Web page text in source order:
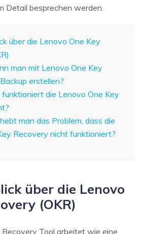
Detail besprechen werden.
über die Lenovo One Key
man mit Lenovo One Key
erstellen?
funktioniert die Lenovo One Key
man das Problem, dass die
Recovery nicht funktioniert?
über die Lenovo
(OKR)
Tool arbeitet wie eine